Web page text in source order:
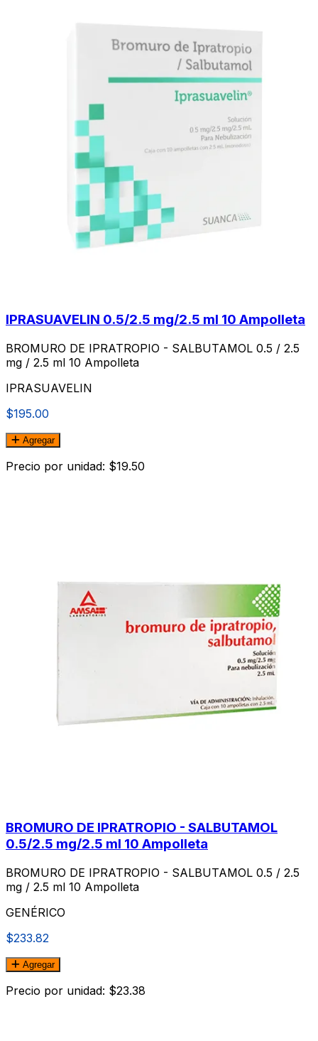
IPRASUAVELIN 0.5/2.5 mg/2.5 ml 10 Ampolleta
BROMURO DE IPRATROPIO - SALBUTAMOL 0.5 / 2.5
mg / 2.5 ml 10 Ampolleta
IPRASUAVELIN
$195.00
Agregar
Precio por unidad: $19.50
BROMURO DE IPRATROPIO - SALBUTAMOL
0.5/2.5 mg/2.5 ml 10 Ampolleta
BROMURO DE IPRATROPIO - SALBUTAMOL 0.5 / 2.5
mg / 2.5 ml 10 Ampolleta
GENÉRICO
$233.82
Agregar
Precio por unidad: $23.38